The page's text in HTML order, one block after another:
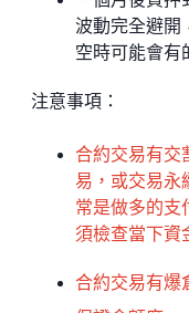
波動完全避開
空時可能會有
注意事項：
合約交易有交
易，或交易永
常是做多的支
須檢查當下資
合約交易有爆